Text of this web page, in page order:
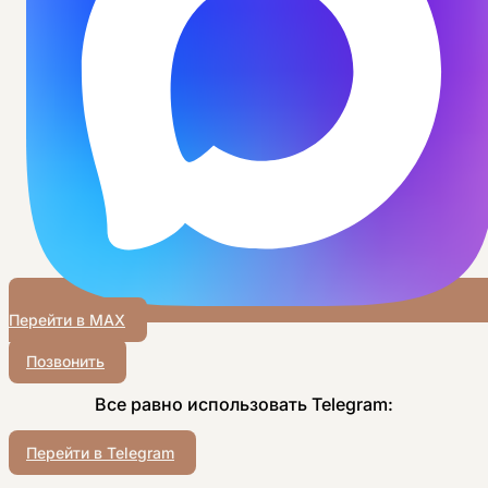
Перейти в MAX
Позвонить
Все равно использовать Telegram:
Перейти в Telegram